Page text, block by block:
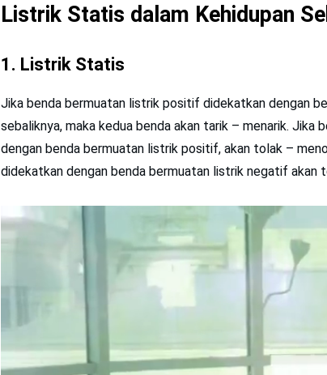
Listrik Statis dalam Kehidupan
1. Listrik Statis
Jika benda bermuatan listrik positif didekatkan dengan
sebaliknya, maka kedua benda akan tarik – menarik.
dengan benda bermuatan listrik positif, akan tolak –
didekatkan dengan benda bermuatan listrik negatif akan